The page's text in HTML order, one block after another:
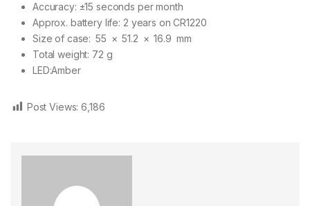
Accuracy: ±15 seconds per month
Approx. battery life: 2 years on CR1220
Size of case: 55 × 51.2 × 16.9 mm
Total weight: 72 g
LED:Amber
Post Views: 6,186